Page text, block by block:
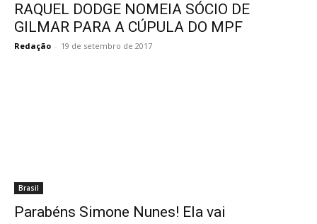
RAQUEL DODGE NOMEIA SÓCIO DE
GILMAR PARA A CÚPULA DO MPF
Redação - 19 de setembro de 2017
Brasil
Parabéns Simone Nunes! Ela vai